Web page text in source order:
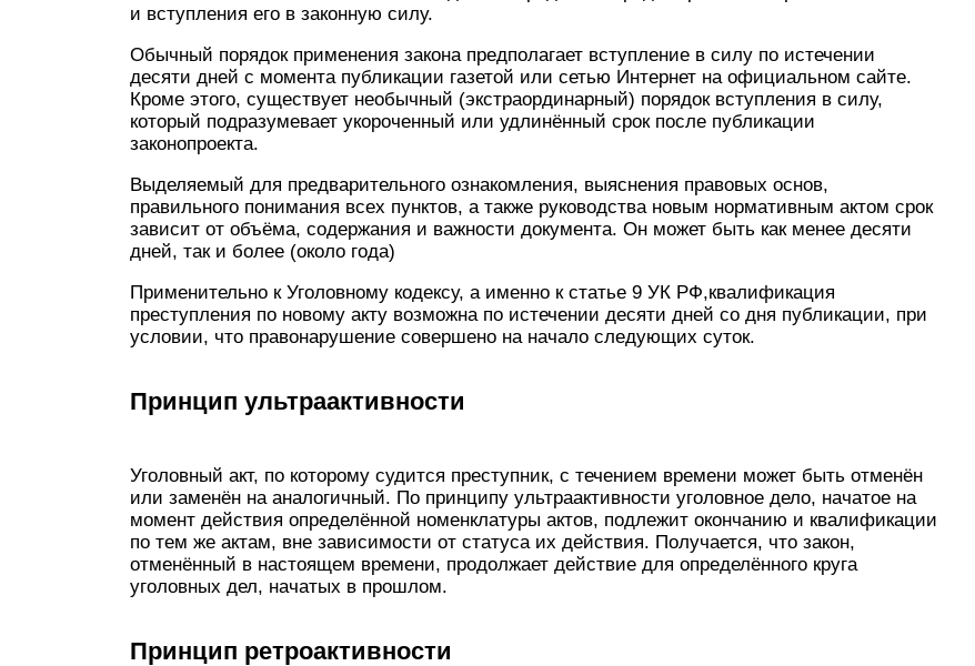
и вступления его в законную силу.
Обычный порядок применения закона предполагает вступление в силу по истечении
десяти дней с момента публикации газетой или сетью Интернет на официальном сайте.
Кроме этого, существует необычный (экстраординарный) порядок вступления в силу,
который подразумевает укороченный или удлинённый срок после публикации
законопроекта.
Выделяемый для предварительного ознакомления, выяснения правовых основ,
правильного понимания всех пунктов, а также руководства новым нормативным актом срок
зависит от объёма, содержания и важности документа. Он может быть как менее десяти
дней, так и более (около года)
Применительно к Уголовному кодексу, а именно к статье 9 УК РФ,квалификация
преступления по новому акту возможна по истечении десяти дней со дня публикации, при
условии, что правонарушение совершено на начало следующих суток.
Принцип ультраактивности
Уголовный акт, по которому судится преступник, с течением времени может быть отменён
или заменён на аналогичный. По принципу ультраактивности уголовное дело, начатое на
момент действия определённой номенклатуры актов, подлежит окончанию и квалификации
по тем же актам, вне зависимости от статуса их действия. Получается, что закон,
отменённый в настоящем времени, продолжает действие для определённого круга
уголовных дел, начатых в прошлом.
Принцип ретроактивности